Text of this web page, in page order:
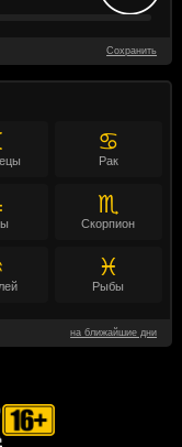
Сохранить
♋
Рак
♏
Скорпион
♓
Рыбы
на ближайшие дни